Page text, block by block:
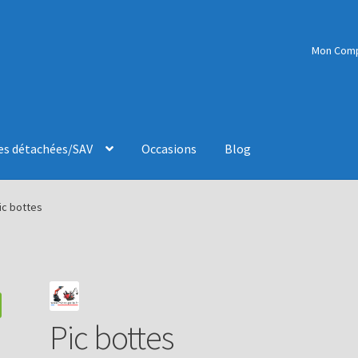
Mon
détachées/SAV Occasions Blog
bottes
Pic bottes